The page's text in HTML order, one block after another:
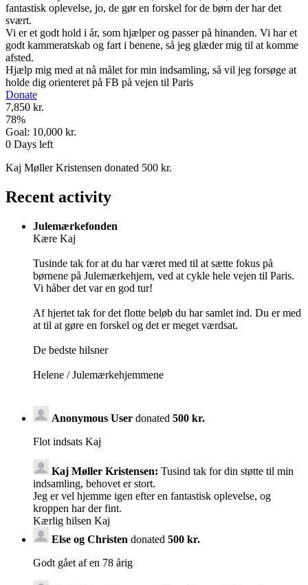
fantastisk oplevelse, jo, de gør en forskel for de børn der har det
svært.
Vi er et godt hold i år, som hjælper og passer på hinanden. Vi har et
godt kammeratskab og fart i benene, så jeg glæder mig til at komme
afsted.
Hjælp mig med at nå målet for min indsamling, så vil jeg forsøge at
holde dig orienteret på FB på vejen til Paris
Donate
7,850 kr.
78%
Goal: 10,000 kr.
0 Days left
Kaj Møller Kristensen donated 500 kr.
Recent activity
Julemærkefonden
Kære Kaj
Tusinde tak for at du har været med til at sætte fokus på
børnene på Julemærkehjem, ved at cykle hele vejen til Paris.
Vi håber det var en god tur!
Af hjertet tak for det flotte beløb du har samlet ind. Du er med
at til at gøre en forskel og det er meget værdsat.
De bedste hilsner
Helene / Julemærkehjemmene
Anonymous User donated 500 kr.
Flot indsats Kaj
Kaj Møller Kristensen: Tusind tak for din støtte til min
indsamling, behovet er stort.
Jeg er vel hjemme igen efter en fantastisk oplevelse, og
kroppen har der fint.
Kærlig hilsen Kaj
Else og Christen donated 500 kr.
Godt gået af en 78 årig